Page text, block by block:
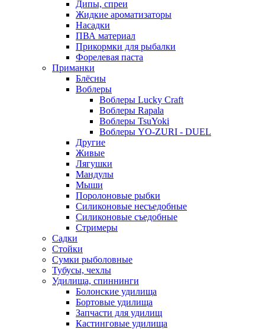
Дипы, спреи
Жидкие ароматизаторы
Насадки
ПВА материал
Прикормки для рыбалки
Форелевая паста
Приманки
Блёсны
Воблеры
Воблеры Lucky Craft
Воблеры Rapala
Воблеры TsuYoki
Воблеры YO-ZURI - DUEL
Другие
Живые
Лягушки
Мандулы
Мыши
Поролоновые рыбки
Силиконовые несъедобные
Силиконовые съедобные
Стримеры
Садки
Стойки
Сумки рыболовные
Тубусы, чехлы
Удилища, спиннинги
Болонские удилища
Бортовые удилища
Запчасти для удилищ
Кастинговые удилища